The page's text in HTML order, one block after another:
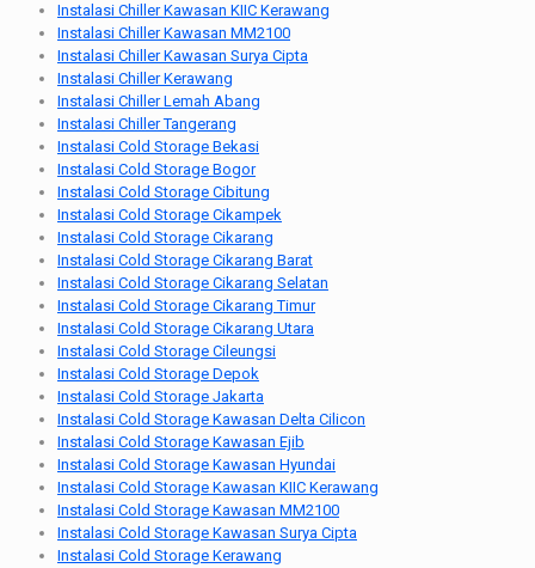
Instalasi Chiller Kawasan KIIC Kerawang
Instalasi Chiller Kawasan MM2100
Instalasi Chiller Kawasan Surya Cipta
Instalasi Chiller Kerawang
Instalasi Chiller Lemah Abang
Instalasi Chiller Tangerang
Instalasi Cold Storage Bekasi
Instalasi Cold Storage Bogor
Instalasi Cold Storage Cibitung
Instalasi Cold Storage Cikampek
Instalasi Cold Storage Cikarang
Instalasi Cold Storage Cikarang Barat
Instalasi Cold Storage Cikarang Selatan
Instalasi Cold Storage Cikarang Timur
Instalasi Cold Storage Cikarang Utara
Instalasi Cold Storage Cileungsi
Instalasi Cold Storage Depok
Instalasi Cold Storage Jakarta
Instalasi Cold Storage Kawasan Delta Cilicon
Instalasi Cold Storage Kawasan Ejib
Instalasi Cold Storage Kawasan Hyundai
Instalasi Cold Storage Kawasan KIIC Kerawang
Instalasi Cold Storage Kawasan MM2100
Instalasi Cold Storage Kawasan Surya Cipta
Instalasi Cold Storage Kerawang